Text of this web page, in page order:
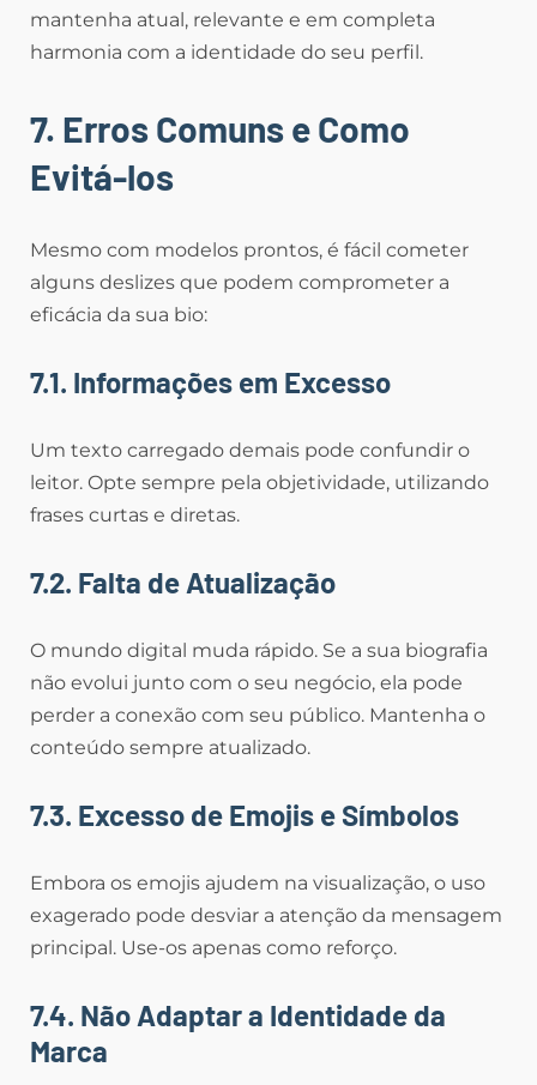
mantenha atual, relevante e em completa
harmonia com a identidade do seu perfil.
7. Erros Comuns e Como
Evitá-los
Mesmo com modelos prontos, é fácil cometer
alguns deslizes que podem comprometer a
eficácia da sua bio:
7.1. Informações em Excesso
Um texto carregado demais pode confundir o
leitor. Opte sempre pela objetividade, utilizando
frases curtas e diretas.
7.2. Falta de Atualização
O mundo digital muda rápido. Se a sua biografia
não evolui junto com o seu negócio, ela pode
perder a conexão com seu público. Mantenha o
conteúdo sempre atualizado.
7.3. Excesso de Emojis e Símbolos
Embora os emojis ajudem na visualização, o uso
exagerado pode desviar a atenção da mensagem
principal. Use-os apenas como reforço.
7.4. Não Adaptar a Identidade da
Marca